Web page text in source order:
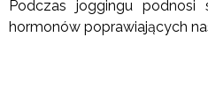
Podczas joggingu podnosi
hormonów poprawiających